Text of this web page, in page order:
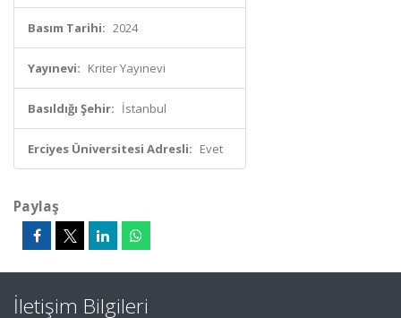
Basım Tarihi: 2024
Yayınevi: Kriter Yayınevi
Basıldığı Şehir: İstanbul
Erciyes Üniversitesi Adresli: Evet
Paylaş
İletişim Bilgileri